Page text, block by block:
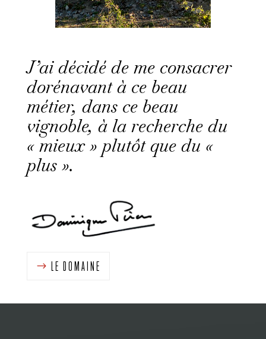
J’ai décidé de me consacrer
dorénavant à ce beau
métier, dans ce beau
vignoble, à la recherche du
« mieux » plutôt que du «
plus ».
LE DOMAINE